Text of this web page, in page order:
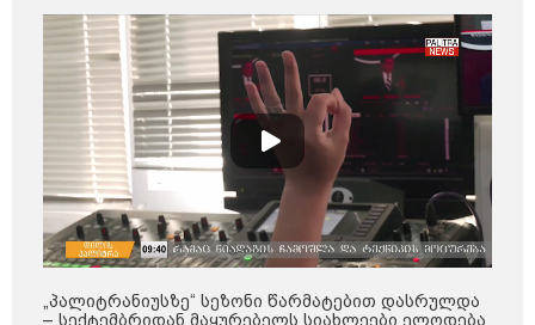
„რიკოთის მსგავსი რთული
საინჟინრო ობიექტების მოვლა-
პატრონობა განსაკუთრებულ
პასუხისმგებლობას მოითხოვს“-
რატომ გახდა საჭირო გზების
მოვლა-პატრონობისთვის
სახელმწიფო კომპანიის შექმნა
„რუსთაველზე მდებარე
სასტუმროები 40-50%-იან
გაუქმებებს იღებენ, საკმაოდ დიდი
ზარალისკენ წავალთ - მეგონა,
ვიღაც მოიფიქრებდა და ბიზნესს
შეხვდებოდა“
- ლოკაციები თბილისის
„პალიტრანიუსზე“ სეზონი წარმატებით დასრულდა
– სექტემბრიდან მაყურებელს სიახლეები ელოდება